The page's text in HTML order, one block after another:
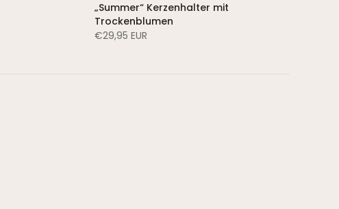
„Summer“ Kerzenhalter mit
Trockenblumen
€29,95 EUR